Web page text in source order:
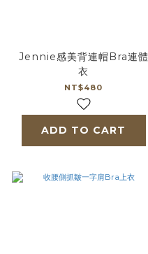
Jennie感美背連帽Bra連體
衣
NT$480
ADD TO CART